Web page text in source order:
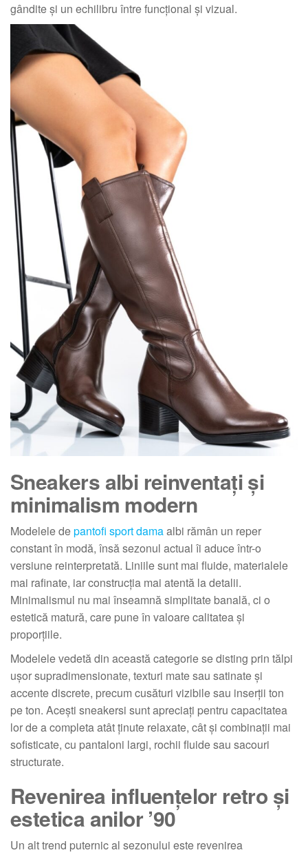
gândite și un echilibru între funcțional și vizual.
Sneakers albi reinventați și
minimalism modern
Modelele depantofi sport damaalbi rămân un reper
constant în modă, însă sezonul actual îi aduce într-o
versiune reinterpretată. Liniile sunt mai fluide, materialele
mai rafinate, iar construcția mai atentă la detalii.
Minimalismul nu mai înseamnă simplitate banală, ci o
estetică matură, care pune în valoare calitatea și
proporțiile.
Modelele vedetă din această categorie se disting prin tălpi
ușor supradimensionate, texturi mate sau satinate și
accente discrete, precum cusături vizibile sau inserții ton
pe ton. Acești sneakersi sunt apreciați pentru capacitatea
lor de a completa atât ținute relaxate, cât și combinații mai
sofisticate, cu pantaloni largi, rochii fluide sau sacouri
structurate.
Revenirea influențelor retro și
estetica anilor ’90
Un alt trend puternic al sezonului este revenirea